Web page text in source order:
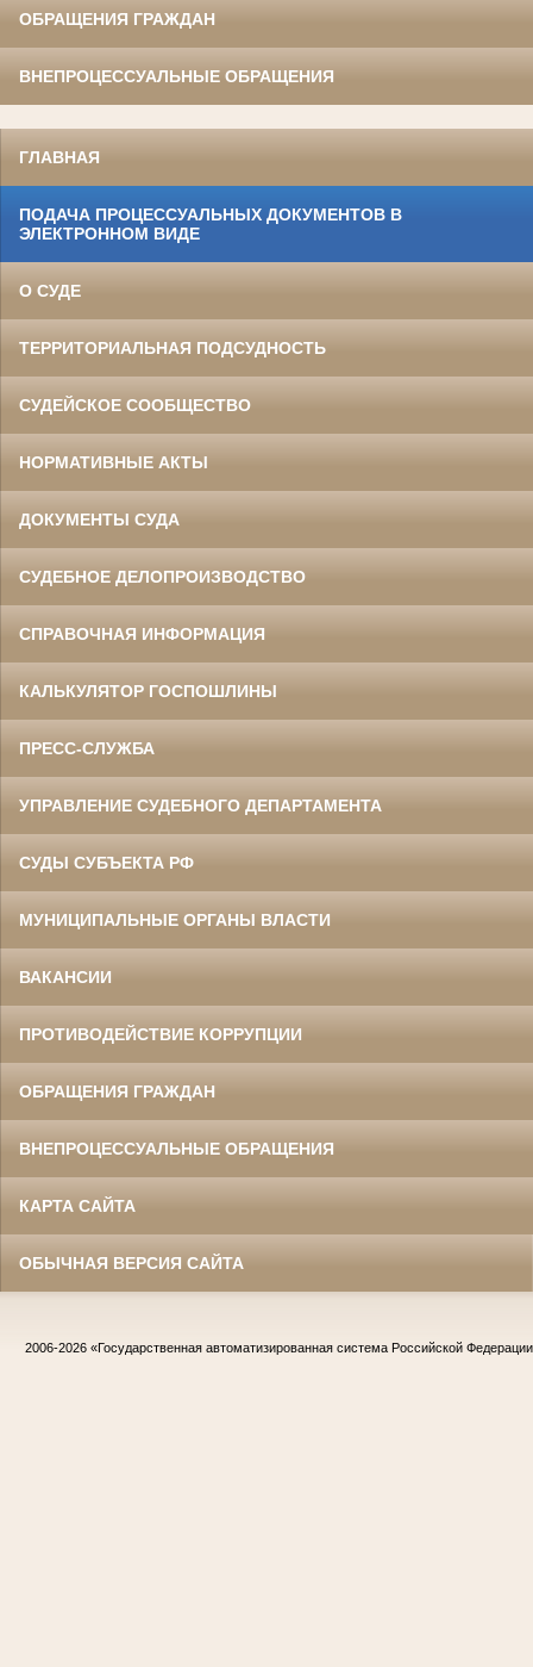
ОБРАЩЕНИЯ ГРАЖДАН
ВНЕПРОЦЕССУАЛЬНЫЕ ОБРАЩЕНИЯ
ГЛАВНАЯ
ПОДАЧА ПРОЦЕССУАЛЬНЫХ ДОКУМЕНТОВ В
ЭЛЕКТРОННОМ ВИДЕ
О СУДЕ
ТЕРРИТОРИАЛЬНАЯ ПОДСУДНОСТЬ
СУДЕЙСКОЕ СООБЩЕСТВО
НОРМАТИВНЫЕ АКТЫ
ДОКУМЕНТЫ СУДА
СУДЕБНОЕ ДЕЛОПРОИЗВОДСТВО
СПРАВОЧНАЯ ИНФОРМАЦИЯ
КАЛЬКУЛЯТОР ГОСПОШЛИНЫ
ПРЕСС-СЛУЖБА
УПРАВЛЕНИЕ СУДЕБНОГО ДЕПАРТАМЕНТА
СУДЫ СУБЪЕКТА РФ
МУНИЦИПАЛЬНЫЕ ОРГАНЫ ВЛАСТИ
ВАКАНСИИ
ПРОТИВОДЕЙСТВИЕ КОРРУПЦИИ
ОБРАЩЕНИЯ ГРАЖДАН
ВНЕПРОЦЕССУАЛЬНЫЕ ОБРАЩЕНИЯ
КАРТА САЙТА
ОБЫЧНАЯ ВЕРСИЯ САЙТА
2006-2026 «Государственная автоматизированная система Российской